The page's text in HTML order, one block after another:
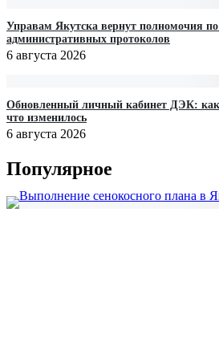
Управам Якутска вернут полномочия
административных протоколов
6 августа 2026
Обновленный личный кабинет ДЭК: как
что изменилось
6 августа 2026
Популярное